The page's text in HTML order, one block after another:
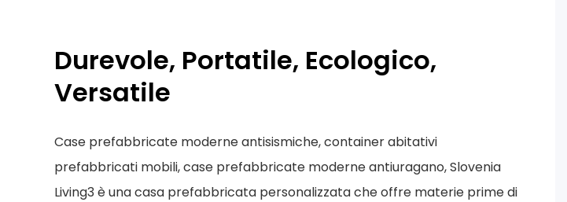
Durevole, Portatile, Ecologico,
Versatile
Case prefabbricate moderne antisismiche, container abitativi
prefabbricati mobili, case prefabbricate moderne antiuragano, Slovenia
Living3 è una casa prefabbricata personalizzata che offre materie prime di